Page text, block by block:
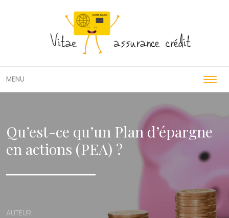
MENU
Qu’est-ce qu’un Plan d’épargne
en actions (PEA) ?
AUTEUR: